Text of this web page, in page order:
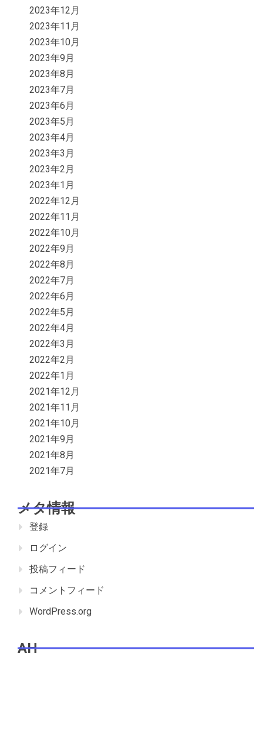
2023年12月
2023年11月
2023年10月
2023年9月
2023年8月
2023年7月
2023年6月
2023年5月
2023年4月
2023年3月
2023年2月
2023年1月
2022年12月
2022年11月
2022年10月
2022年9月
2022年8月
2022年7月
2022年6月
2022年5月
2022年4月
2022年3月
2022年2月
2022年1月
2021年12月
2021年11月
2021年10月
2021年9月
2021年8月
2021年7月
メタ情報
登録
ログイン
投稿フィード
コメントフィード
WordPress.org
AH